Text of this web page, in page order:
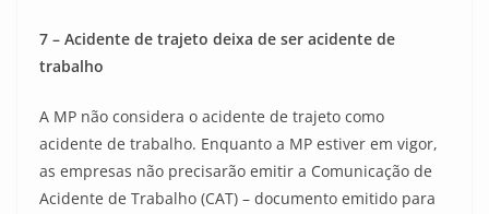
7 – Acidente de trajeto deixa de ser acidente de
trabalho
A MP não considera o acidente de trajeto como
acidente de trabalho. Enquanto a MP estiver em vigor,
as empresas não precisarão emitir a Comunicação de
Acidente de Trabalho (CAT) – documento emitido para